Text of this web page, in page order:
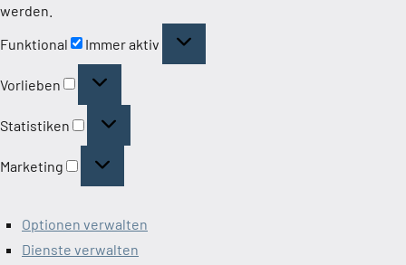
werden.
Funktional
Immer aktiv
Vorlieben
Vorlieben
Statistiken
Statistiken
Marketing
Marketing
Optionen verwalten
Dienste verwalten